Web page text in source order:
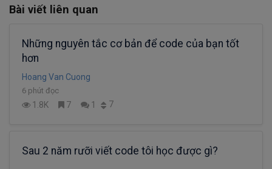
Bài viết liên quan
Những nguyên tắc cơ bản để code của bạn tốt
hơn
Hoang Van Cuong
6 phút đọc
1.8K 7 1 7
Sau 2 năm rưỡi viết code tôi học được gì?